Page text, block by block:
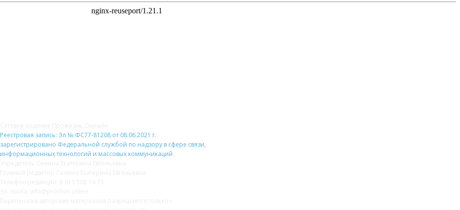
Реестровая запись: Эл № ФС77-81208 от 08.06.2021 г.
зарегистрировано Федеральной службой по надзору в сфере связи,
информационных технологий и массовых коммуникаций